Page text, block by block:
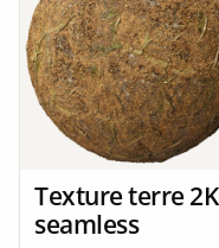
Texture terre 2K
seamless